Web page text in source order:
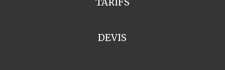
DEVIS